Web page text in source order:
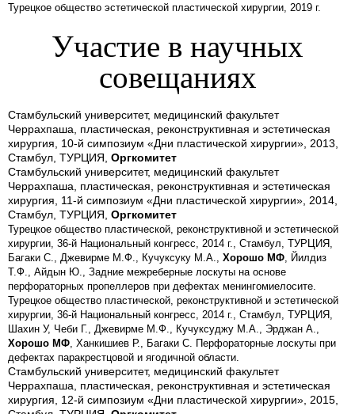
Турецкое общество эстетической пластической хирургии, 2019 г.
Участие в научных
совещаниях
Стамбульский университет, медицинский факультет
Черрахпаша, пластическая, реконструктивная и эстетическая
хирургия, 10-й симпозиум «Дни пластической хирургии», 2013,
Стамбул, ТУРЦИЯ, Оргкомитет
Стамбульский университет, медицинский факультет
Черрахпаша, пластическая, реконструктивная и эстетическая
хирургия, 11-й симпозиум «Дни пластической хирургии», 2014,
Стамбул, ТУРЦИЯ, Оргкомитет
Турецкое общество пластической, реконструктивной и эстетической
хирургии, 36-й Национальный конгресс, 2014 г., Стамбул, ТУРЦИЯ,
Багаки С., Джевирме М.Ф., Кучуксуку М.А., Хорошо МФ , Йилдиз
Т.Ф., Айдын Ю., Задние межреберные лоскуты на основе
перфораторных пропеллеров при дефектах менингомиелосите.
Турецкое общество пластической, реконструктивной и эстетической
хирургии, 36-й Национальный конгресс, 2014 г., Стамбул, ТУРЦИЯ,
Шахин У, Чеби Г., Джевирме М.Ф., Кучуксуджу М.А., Эрджан А.,
Хорошо МФ , Ханкишиев Р., Багаки С. Перфораторные лоскуты при
дефектах паракрестцовой и ягодичной области.
Стамбульский университет, медицинский факультет
Черрахпаша, пластическая, реконструктивная и эстетическая
хирургия, 12-й симпозиум «Дни пластической хирургии», 2015,